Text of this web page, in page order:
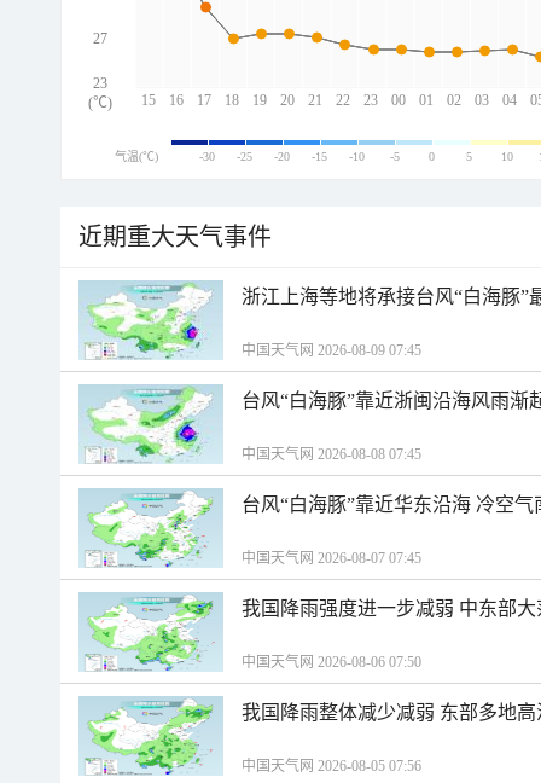
15 16 17 18 19 20 21 22 23 00 01 02 03 04
27
23
(℃)
气温(℃) -30 -25 -20 -15 -10 -5 0 5 10
近期重大天气事件
浙江上海等地将承接台风“白海豚”
中国天气网 2026-08-09 07:45
台风“白海豚”靠近浙闽沿海风雨渐
中国天气网 2026-08-08 07:45
台风“白海豚”靠近华东沿海 冷空
中国天气网 2026-08-07 07:45
我国降雨强度进一步减弱 中东部
中国天气网 2026-08-06 07:50
我国降雨整体减少减弱 东部多地
中国天气网 2026-08-05 07:56